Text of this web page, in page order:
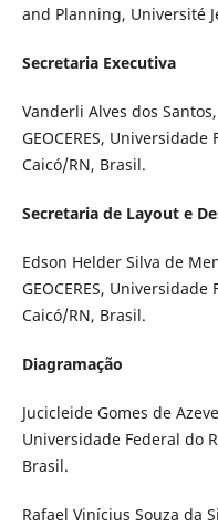
and Planning, Université
Secretaria Executiva
Vanderli Alves dos
GEOCERES,
Caicó/RN, Brasil.
Secretaria de Layout e
Edson Helder Silva de
GEOCERES,
Caicó/RN, Brasil.
Diagramação
Jucicleide Gomes de
Universidade Federal do
Brasil.
Rafael Vinícius Souza da